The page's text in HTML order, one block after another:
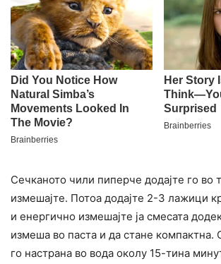
Сечканото чили пиперче додајте го во
измешајте. Потоа додајте 2-3 лажици
и енергично измешајте ја смесата
измеша во паста и да стане компактна.
го настрана во вода околу 15-тина